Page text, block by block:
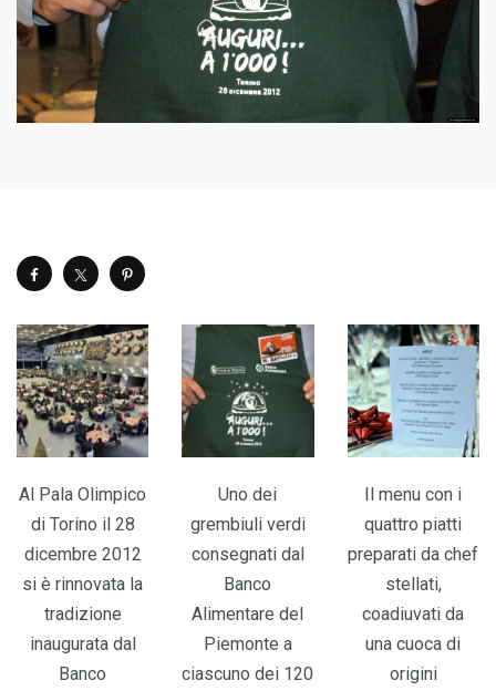
Al Pala Olimpico
di Torino il 28
dicembre 2012
si è rinnovata la
tradizione
inaugurata dal
Banco
Uno dei
grembiuli verdi
consegnati dal
Banco
Alimentare del
Piemonte a
ciascuno dei 120
Il menu con i
quattro piatti
preparati da chef
stellati,
coadiuvati da
una cuoca di
origini